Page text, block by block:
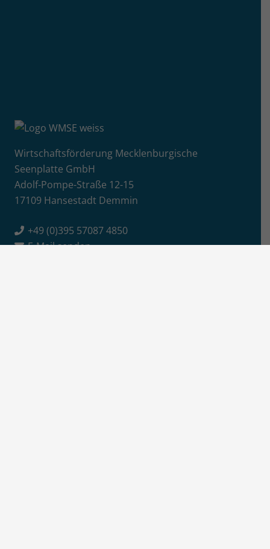
Wirtschaftsförderung Mecklenburgische
Seenplatte GmbH
Adolf-Pompe-Straße 12-15
17109 Hansestadt Demmin
+49 (0)395 57087 4850
E-Mail senden